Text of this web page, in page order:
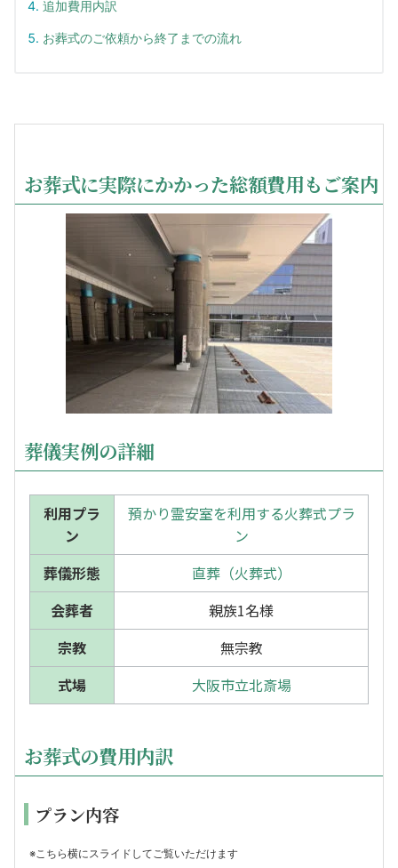
追加費用内訳
お葬式のご依頼から終了までの流れ
お葬式に実際にかかった総額費用もご案内
葬儀実例の詳細
利用プラ
ン
預かり霊安室を利用する火葬式プラ
ン
葬儀形態
直葬（火葬式）
会葬者
親族1名様
宗教
無宗教
式場
大阪市立北斎場
お葬式の費用内訳
プラン内容
※こちら横にスライドしてご覧いただけます